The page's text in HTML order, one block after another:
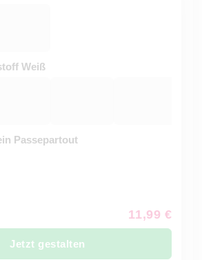
Weiß
Passepartout
11,99 €
Jetzt gestalten